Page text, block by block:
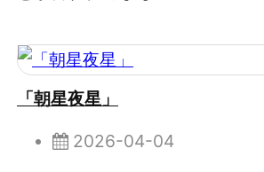
「朝星夜星」
2026-04-04